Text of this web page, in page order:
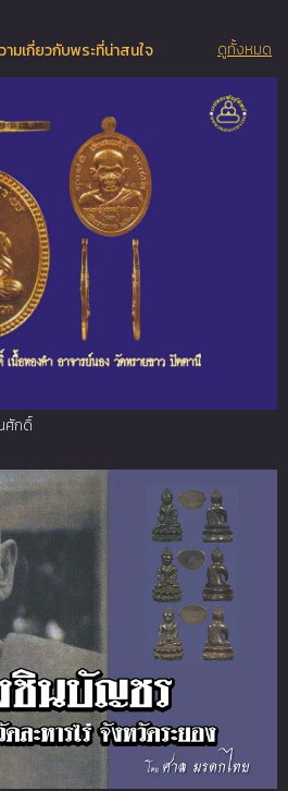
ามเกี่ยวกับพระที่น่าสนใจ
ศักดิ์
ดูทั้งหมด